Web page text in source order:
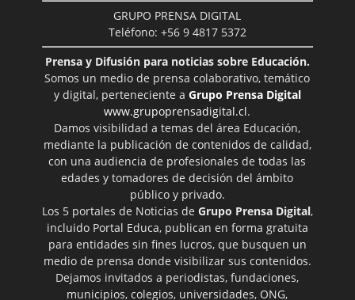
GRUPO PRENSA DIGITAL
Teléfono: +56 9 4817 5372
Prensa y Difusión para noticias sobre Educación.
Somos un medio de prensa colaborativo, temático
y digital, perteneciente a Grupo Prensa Digital
www.grupoprensadigital.cl.
Damos visibilidad a temas del área Educación,
mediante la publicación de contenidos de calidad,
con una audiencia de profesionales de todas las
edades y tomadores de decisión del ámbito
público y privado.
Los 5 portales de Noticias de Grupo Prensa Digital,
incluido Portal Educa, publican en forma gratuita
para entidades sin fines lucros, que busquen un
medio de prensa donde visibilizar sus contenidos.
Dejamos invitados a periodistas, fundaciones,
municipios, colegios, universidades, ONG,